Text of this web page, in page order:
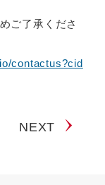
ご了承くださ
contactus?cid
NEXT